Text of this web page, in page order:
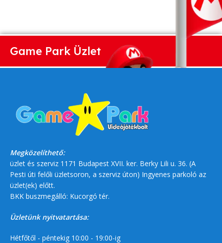
Game Park Üzlet
Megközelíthető:
üzlet és szerviz 1171 Budapest XVII. ker. Berky Lili u. 36. (A
Pesti úti felőli üzletsoron, a szerviz úton) Ingyenes parkoló az
üzlet(ek) előtt.
BKK buszmegálló: Kucorgó tér.
Üzletünk nyitvatartása:
Hétfőtől - péntekig 10:00 - 19:00-ig